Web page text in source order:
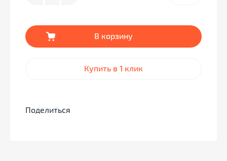
В корзину
Купить в 1 клик
Поделиться